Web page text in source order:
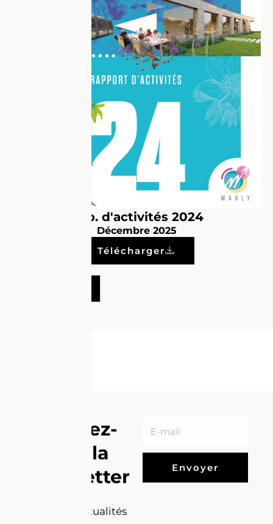
Rap. d'activités 2024
Décembre 2025
Télécharger
Inscrivez-
vous à la
Newsletter
dernières actualités
Envoyer